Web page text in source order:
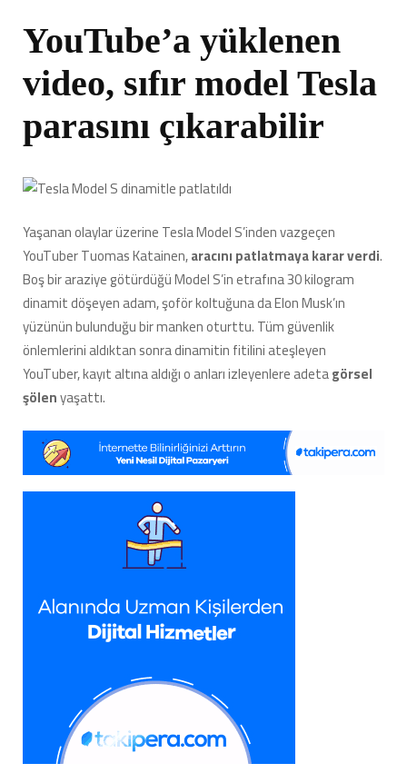
YouTube’a yüklenen
video, sıfır model Tesla
parasını çıkarabilir
Yaşanan olaylar üzerine Tesla Model S’inden vazgeçen
YouTuber Tuomas Katainen,aracını patlatmaya karar verdi.
Boş bir araziye götürdüğü Model S’in etrafına 30 kilogram
dinamit döşeyen adam, şoför koltuğuna da Elon Musk’ın
yüzünün bulunduğu bir manken oturttu. Tüm güvenlik
önlemlerini aldıktan sonra dinamitin fitilini ateşleyen
YouTuber, kayıt altına aldığı o anları izleyenlere adetagörsel
şölenyaşattı.